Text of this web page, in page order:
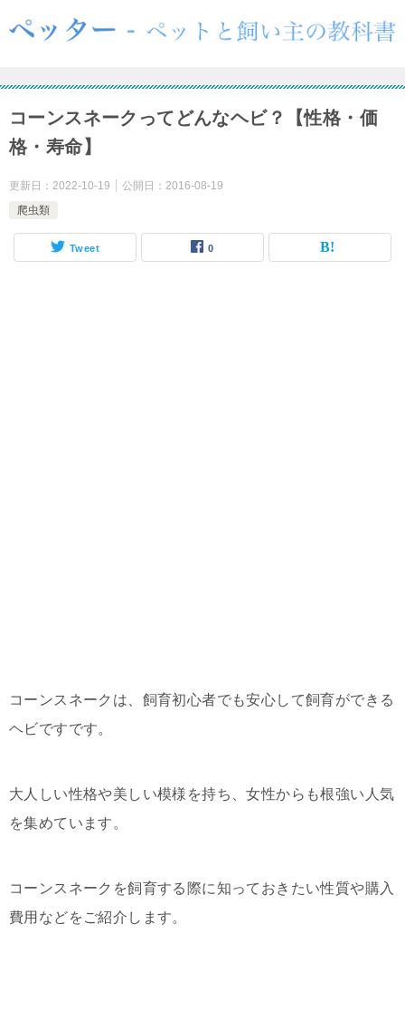
コーンスネークってどんなヘビ？【性格・価
格・寿命】
更新日： 2022-10-19 公開日： 2016-08-19
爬虫類
Tweet 0
コーンスネークは、飼育初心者でも安心して飼育ができる
ヘビですです。
大人しい性格や美しい模様を持ち、女性からも根強い人気
を集めています。
コーンスネークを飼育する際に知っておきたい性質や購入
費用などをご紹介します。